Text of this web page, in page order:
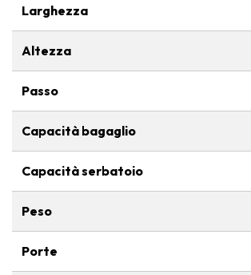
Larghezza
Altezza
Passo
Capacità bagaglio
Capacità serbatoio
Peso
Porte